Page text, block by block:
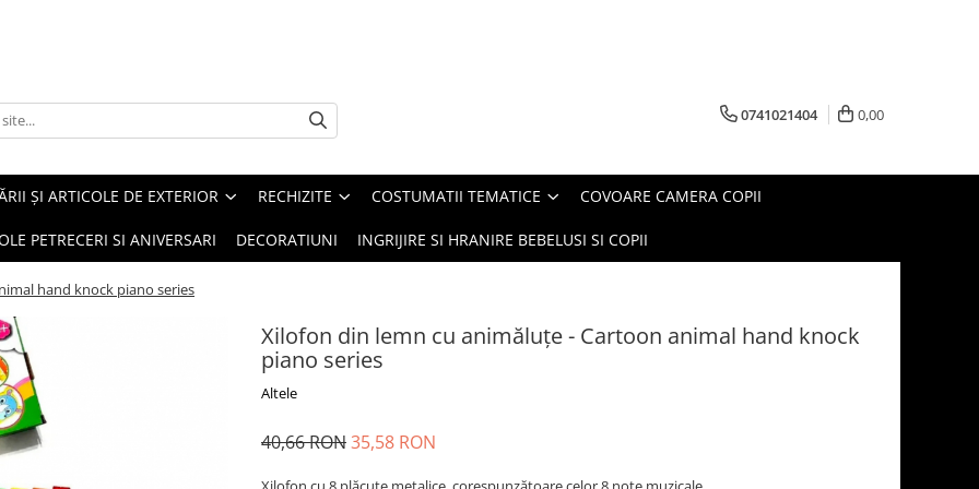
0741021404 0,00
ȘI ARTICOLE DE EXTERIOR RECHIZITE COSTUMATII TEMATICE COVOARE CAMERA COPII
PETRECERI SI ANIVERSARI DECORATIUNI INGRIJIRE SI HRANIRE BEBELUSI SI COPII
hand knock piano series
Xilofon din lemn cu animăluţe - Cartoon animal hand knock
piano series
Altele
40,66 RON35,58 RON